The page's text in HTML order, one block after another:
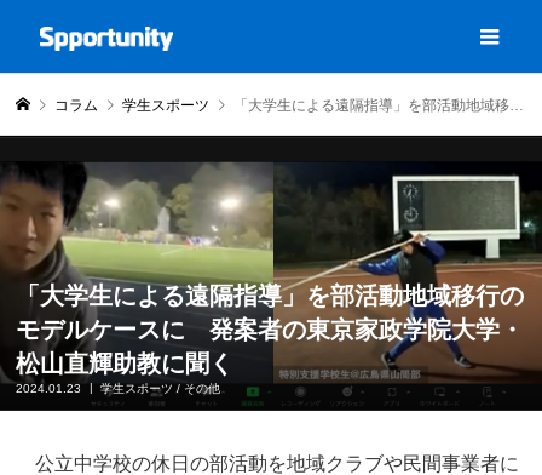
コラム 学生スポーツ 「大学生による遠隔指導」を部活動地域移行のモデルケースに 発案者の東京家政学院大学・松山直輝助教に聞く
「大学生による遠隔指導」を部活動地域移行の
モデルケースに 発案者の東京家政学院大学・
松山直輝助教に聞く
2024.01.23 学生スポーツ / その他
公立中学校の休日の部活動を地域クラブや民間事業者に